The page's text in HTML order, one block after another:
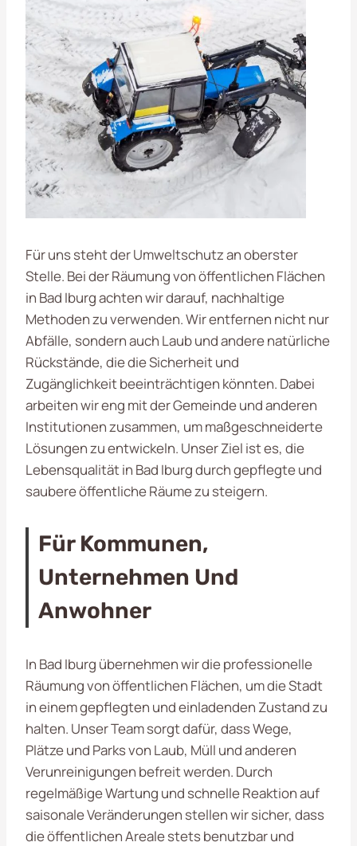
Für uns steht der Umweltschutz an oberster
Stelle. Bei der Räumung von öffentlichen Flächen
in Bad Iburg achten wir darauf, nachhaltige
Methoden zu verwenden. Wir entfernen nicht nur
Abfälle, sondern auch Laub und andere natürliche
Rückstände, die die Sicherheit und
Zugänglichkeit beeinträchtigen könnten. Dabei
arbeiten wir eng mit der Gemeinde und anderen
Institutionen zusammen, um maßgeschneiderte
Lösungen zu entwickeln. Unser Ziel ist es, die
Lebensqualität in Bad Iburg durch gepflegte und
saubere öffentliche Räume zu steigern.
Für Kommunen,
Unternehmen Und
Anwohner
In Bad Iburg übernehmen wir die professionelle
Räumung von öffentlichen Flächen, um die Stadt
in einem gepflegten und einladenden Zustand zu
halten. Unser Team sorgt dafür, dass Wege,
Plätze und Parks von Laub, Müll und anderen
Verunreinigungen befreit werden. Durch
regelmäßige Wartung und schnelle Reaktion auf
saisonale Veränderungen stellen wir sicher, dass
die öffentlichen Areale stets benutzbar und